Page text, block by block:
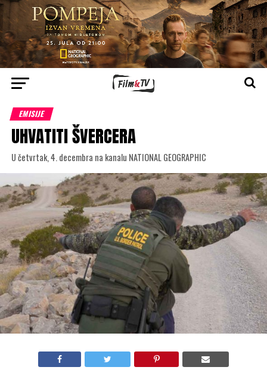
EMISIJE
UHVATITI ŠVERCERA
U četvrtak, 4. decembra na kanalu NATIONAL GEOGRAPHIC